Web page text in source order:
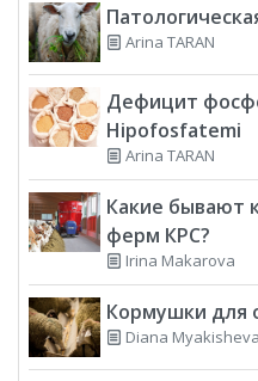
Arina TARAN
Дефицит
Hipofosfatemi
Arina TARAN
Какие бывают
ферм КРС?
Irina Makarova
Кормушки для
Diana Myakisheva